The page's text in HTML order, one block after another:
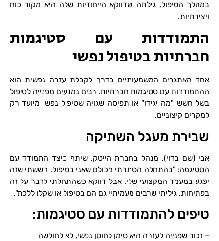
במהלך הטיפול, גילתה שדווקא הייחודיות שלה היא מקור כוח
ויצירתיות.
התמודדות עם סטיגמות
חברתיות בטיפול נפשי
אחד האתגרים המשמעותיים בדרך לקבלת עזרה נפשית הוא
ההתמודדות עם סטיגמות חברתיות. רבים נמנעים מפנייה לטיפול
בשל חשש "מה יגידו" או תפיסה שגויה שטיפול נפשי מיועד רק
למקרים קיצוניים.
שבירת מעגל השתיקה
אבי (שם בדוי), מנהל בחברת הייטק, שיתף כיצד התמודד עם
הסטיגמה: "בהתחלה הסתרתי מכולם שאני בטיפול. חששתי שזה
יפגע במעמד המקצועי שלי. אבל דווקא כשהתחלתי לדבר על זה
בפתיחות, גיליתי שרבים מעמיתיי גם הם בטיפול או שקלו ללכת".
טיפים להתמודדות עם סטיגמות:
– זכור שפנייה לעזרה היא סימן לחוסן נפשי, לא לחולשה